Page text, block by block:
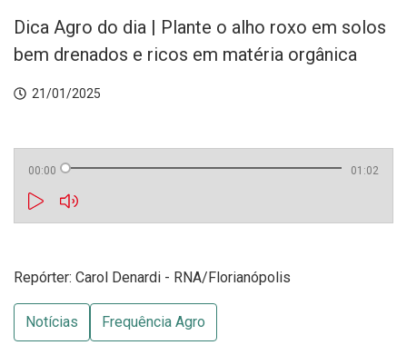
Dica Agro do dia | Plante o alho roxo em solos
bem drenados e ricos em matéria orgânica
21/01/2025
00:00 01:02
Repórter: Carol Denardi - RNA/Florianópolis
Notícias Frequência Agro